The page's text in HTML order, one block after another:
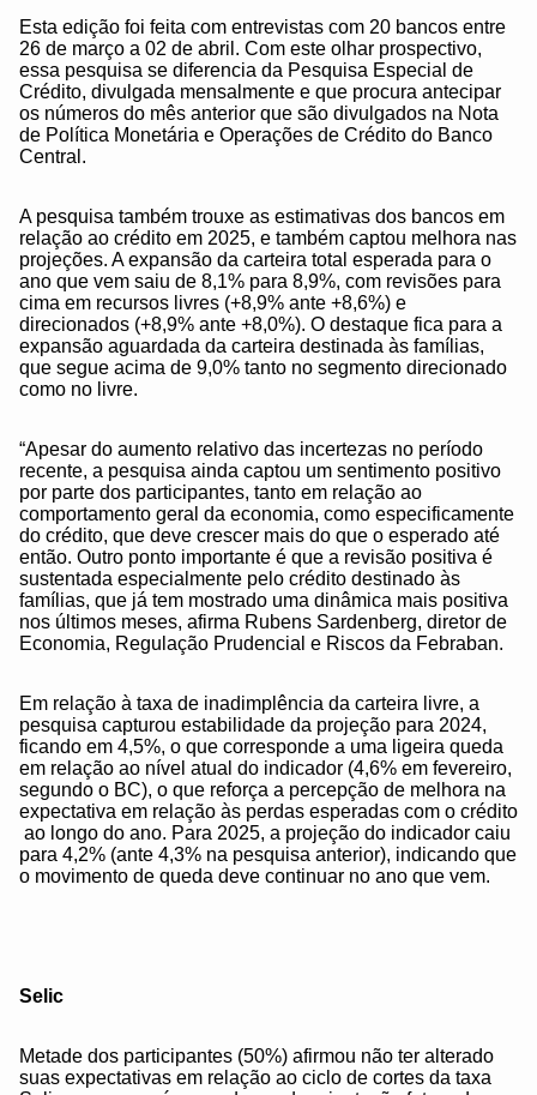
Esta edição foi feita com entrevistas com 20 bancos entre
26 de março a 02 de abril. Com este olhar prospectivo,
essa pesquisa se diferencia da Pesquisa Especial de
Crédito, divulgada mensalmente e que procura antecipar
os números do mês anterior que são divulgados na Nota
de Política Monetária e Operações de Crédito do Banco
Central.
A pesquisa também trouxe as estimativas dos bancos em
relação ao crédito em 2025, e também captou melhora nas
projeções. A expansão da carteira total esperada para o
ano que vem saiu de 8,1% para 8,9%, com revisões para
cima em recursos livres (+8,9% ante +8,6%) e
direcionados (+8,9% ante +8,0%). O destaque fica para a
expansão aguardada da carteira destinada às famílias,
que segue acima de 9,0% tanto no segmento direcionado
como no livre.
“Apesar do aumento relativo das incertezas no período
recente, a pesquisa ainda captou um sentimento positivo
por parte dos participantes, tanto em relação ao
comportamento geral da economia, como especificamente
do crédito, que deve crescer mais do que o esperado até
então. Outro ponto importante é que a revisão positiva é
sustentada especialmente pelo crédito destinado às
famílias, que já tem mostrado uma dinâmica mais positiva
nos últimos meses, afirma Rubens Sardenberg, diretor de
Economia, Regulação Prudencial e Riscos da Febraban.
Em relação à taxa de inadimplência da carteira livre, a
pesquisa capturou estabilidade da projeção para 2024,
ficando em 4,5%, o que corresponde a uma ligeira queda
em relação ao nível atual do indicador (4,6% em fevereiro,
segundo o BC), o que reforça a percepção de melhora na
expectativa em relação às perdas esperadas com o crédito
ao longo do ano. Para 2025, a projeção do indicador caiu
para 4,2% (ante 4,3% na pesquisa anterior), indicando que
o movimento de queda deve continuar no ano que vem.
Selic
Metade dos participantes (50%) afirmou não ter alterado
suas expectativas em relação ao ciclo de cortes da taxa